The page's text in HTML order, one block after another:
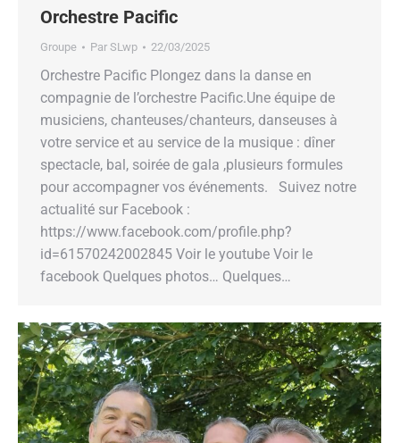
Orchestre Pacific
Groupe Par SLwp 22/03/2025
Orchestre Pacific Plongez dans la danse en
compagnie de l’orchestre Pacific.Une équipe de
musiciens, chanteuses/chanteurs, danseuses à
votre service et au service de la musique : dîner
spectacle, bal, soirée de gala ,plusieurs formules
pour accompagner vos événements. Suivez notre
actualité sur Facebook :
https://www.facebook.com/profile.php?
id=61570242002845 Voir le youtube Voir le
facebook Quelques photos… Quelques…